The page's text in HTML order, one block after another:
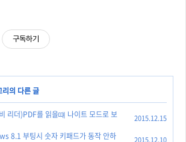
구독하기
리의 다른 글
리더)PDF를 읽을떄 나이트 모드로 보
2015.12.15
8.1 부팅시 숫자 키패드가 동작 안하